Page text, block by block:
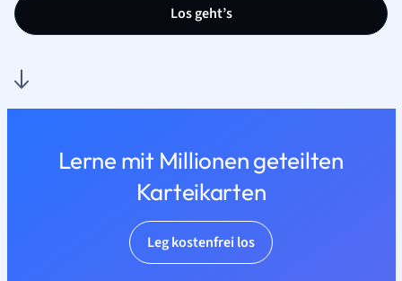
Los geht’s
Lerne mit Millionen geteilten
Karteikarten
Leg kostenfrei los